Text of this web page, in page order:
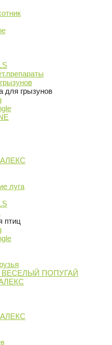
для грызунов
луга
птиц
ПОПУГАЙ